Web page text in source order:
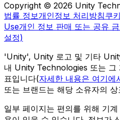
Copyright © 2026 Unity
법률 정보개인정보 처리방침쿠키
Use개인 정보 판매 또는 공유
설정)
'Unity', Unity 로고 및 기타
내 Unity Technologies 또는 그
표입니다(자세한 내용은 여기에
또는 브랜드는 해당 소유자의 상
일부 페이지는 편의를 위해 기